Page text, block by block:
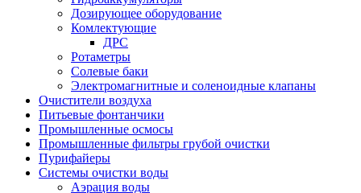
Дозирующее оборудование
Комлектующие
ДРС
Ротаметры
Солевые баки
Электромагнитные и соленоидные клапаны
Очистители воздуха
Питьевые фонтанчики
Промышленные осмосы
Промышленные фильтры грубой очистки
Пурифайеры
Системы очистки воды
Аэрация воды